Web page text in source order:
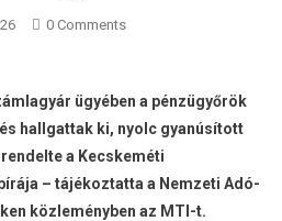
0 Comments
ügyében a pénzügyőrök
hallgattak ki, nyolc gyanúsított
a Kecskeméti
– tájékoztatta a Nemzeti Adó-
közleményben az MTI-t.